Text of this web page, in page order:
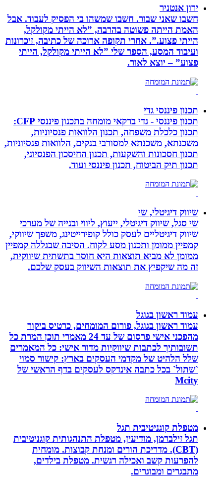
ירון אנטניר
חשבו שאני שבור. חשבו שמשהו בי הפסיק לעבוד. אבל
האמת הייתה פשוטה בהרבה, ”לא הייתי מקולקל,
הייתי פצוע.”. אחרי תקופה ארוכה של כתיבה, זיכרונות
ועיבוד המסע, הספר שלי ”לא הייתי מקולקל, הייתי
פצוע” – יוצא לאור.
תכנון פיננסי גדי
תכנון פיננסי - גדי ברקאי מומחה בתכנון פיננסי CFP:
תכנון כלכלת משפחה, תכנון הלוואות פנסיוניות,
משכנתא, משכנתא למסורבי בנקים, הלוואות פנסיוניות,
תכנון חסכונות והשקעות, תכנון החיסכון הפנסיוני,
תכנון תיק הביטוח, תכנון פיננסי ועוד.
שיווק דיגיטלי, שי
שי סגל, שיווק דיגיטלי, ייעוץ, ליווי ובנייה של מערכי
שיווק דיגיטליים לעסק כולל קופירייטינג, משפך שיווקי,
קמפיין ממומן ותכנון מסע לקוח. הסיבה שבגללה קמפיין
ממומן לא מביא תוצאות היא חוסר בתשתית שיווקית,
זה מה שיקפיץ את תוצאות השיווק בעסק שלכם.
עמוד ראשון בגוגל
עמוד ראשון בגוגל, פורום המומחים, כרטיס ביקור
מהפכני אישי פרסום של עד 24 מאמרי תוכן המרת כל
תשובותיך לכתבות שיווקיות מדור אישי: כל המאמרים
שלל הלהיט של מקדמי העסקים בארץ: קישור סמוי
`שתול` בכל כתבה אינדקס לעסקים בדף הראשי של
Mcity
מטפלת קוגניטיבית תגל
תגל זילברמן, מודיעין, מטפלת התנהגותית קוגניטיבית
(CBT). מדריכת הורים ומנחת קבוצות. מומחית
להפרעות קשב ואכילה רגשית. מטפלת בילדים,
מתבגרים ומבוגרים.